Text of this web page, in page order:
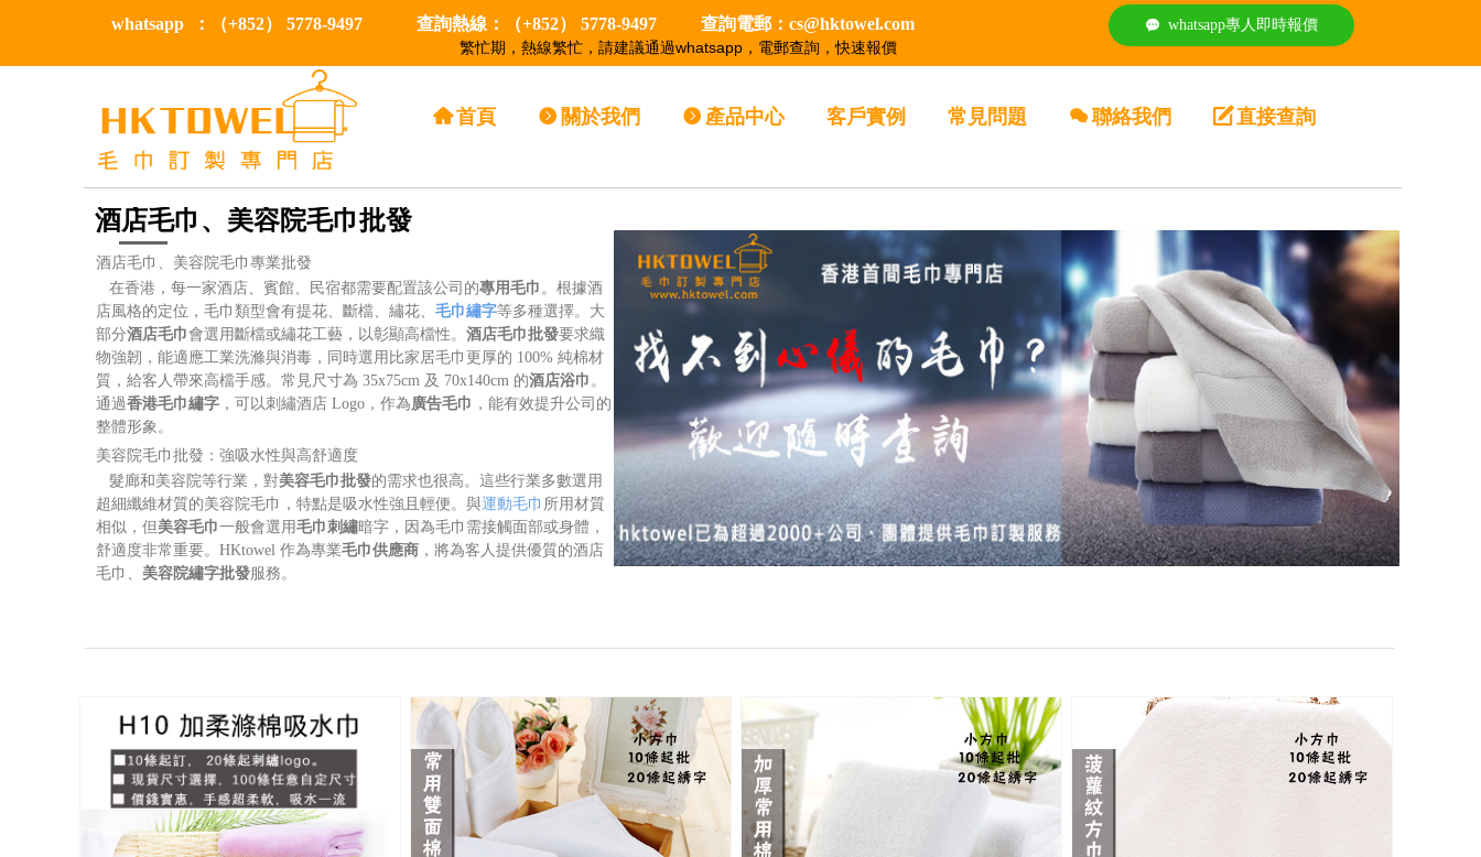
whatsapp ：（+852） 5778-9497 查詢熱線：（+852） 5778-9497 查詢電郵：cs@hktowel.com 끁 whatsapp專人即時報價
繁忙期，熱線繁忙，請建議通過whatsapp，電郵查詢，快速報價
낀首頁 뀹 關於我們 뀹 產品中心 客戶實例 常見問題 너聯絡我們 녁直接查詢
酒店毛巾、美容院毛巾批發
酒店毛巾、美容院毛巾專業批發
在香港，每一家酒店、賓館、民宿都需要配置該公司的專用毛巾 。根據酒
店風格的定位，毛巾類型會有提花、斷檔、繡花、 毛巾繡字等多種選擇。大
部分酒店毛巾會選用斷檔或繡花工藝，以彰顯高檔性。 酒店毛巾批發要求織
物強韌，能適應工業洗滌與消毒，同時選用比家居毛巾更厚的 100% 純棉材
質，給客人帶來高檔手感。常見尺寸為 35x75cm 及 70x140cm 的酒店浴巾 。
通過香港毛巾繡字 ，可以刺繡酒店 Logo，作為廣告毛巾 ，能有效提升公司的
整體形象。
美容院毛巾批發：強吸水性與高舒適度
髮廊和美容院等行業，對美容毛巾批發的需求也很高。這些行業多數選用
超細纖維材質的美容院毛巾，特點是吸水性強且輕便。與運動毛巾 所用材質
相似，但美容毛巾一般會選用毛巾刺繡暗字，因為毛巾需接觸面部或身體，
舒適度非常重要。HKtowel 作為專業毛巾供應商 ，將為客人提供優質的酒店
毛巾、 美容院繡字批發服務。